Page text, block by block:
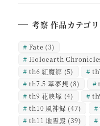
考察 作品カテゴリ
Fate (3)
Holoearth
th6 紅魔郷 (5)
th7.5 萃夢想 (8)
th9 花映塚 (4)
th10 風神録 (47)
th11 地霊殿 (39)